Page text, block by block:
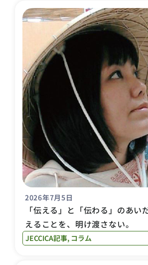
2026年7月5日
「伝える」と「伝わる」のあ
えることを、明け渡さない。
JECCICA記事, コラム